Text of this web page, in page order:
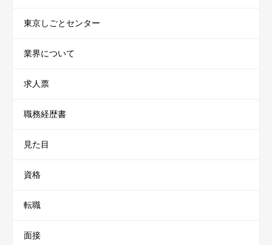
東京しごとセンター
業界について
求人票
職務経歴書
見た目
資格
転職
面接